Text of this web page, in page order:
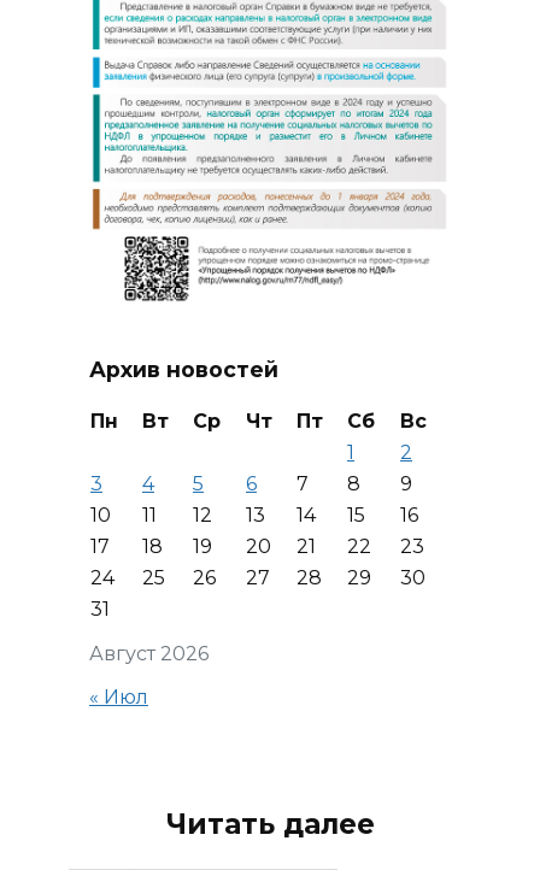
Архив новостей
Август 2026
Пн Вт Ср Чт Пт Сб
Вс
1
2
3
4 5 6 7 8
9
10
11 12 13 14 15
16
17
18 19 20 21 22
23
24
25 26 27 28 29
30
31
« Июл
Читать далее